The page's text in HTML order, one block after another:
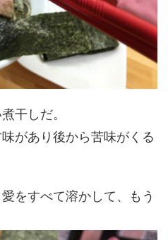
干しだ。
があり後から苦味がくる
をすべて溶かして、もう